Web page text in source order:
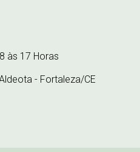
às 17 Horas
- Fortaleza/CE